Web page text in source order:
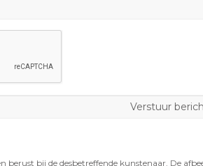
berust bij de desbetreffende kunstenaar. De